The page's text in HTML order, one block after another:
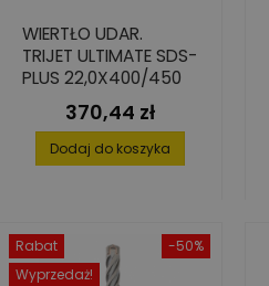
WIERTŁO UDAR.
TRIJET ULTIMATE SDS-
PLUS 22,0X400/450
Cena
370,44 zł
Dodaj do koszyka
-50%
Rabat
Wyprzedaż!